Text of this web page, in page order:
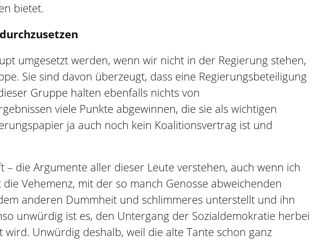
bietet.
umgesetzt werden, wenn wir nicht in der Regierung stehen,
Sie sind davon überzeugt, dass eine Regierungsbeteiligung
Gruppe halten ebenfalls nichts von
viele Punkte abgewinnen, die sie als wichtigen
ja auch noch kein Koalitionsvertrag ist und
die Argumente aller dieser Leute verstehen, auch wenn ich
Vehemenz, mit der so manch Genosse abweichenden
anderen Dummheit und schlimmeres unterstellt und ihn
unwürdig ist es, den Untergang der Sozialdemokratie herbei
Unwürdig deshalb, weil die alte Tante schon ganz